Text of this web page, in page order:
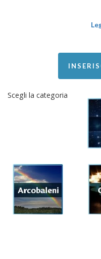
Scegli la categoria